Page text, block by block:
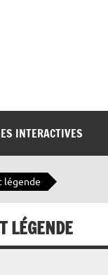
INTERACTIVES
légende
LÉGENDE